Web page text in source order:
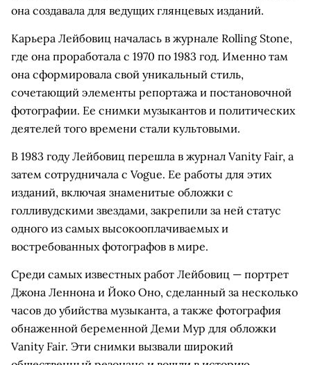
она создавала для ведущих глянцевых изданий.
Карьера Лейбовиц началась в журнале Rolling Stone,
где она проработала с 1970 по 1983 год. Именно там
она сформировала свой уникальный стиль,
сочетающий элементы репортажа и постановочной
фотографии. Ее снимки музыкантов и политических
деятелей того времени стали культовыми.
В 1983 году Лейбовиц перешла в журнал Vanity Fair, а
затем сотрудничала с Vogue. Ее работы для этих
изданий, включая знаменитые обложки с
голливудскими звездами, закрепили за ней статус
одного из самых высокооплачиваемых и
востребованных фотографов в мире.
Среди самых известных работ Лейбовиц — портрет
Джона Леннона и Йоко Оно, сделанный за несколько
часов до убийства музыканта, а также фотография
обнаженной беременной Деми Мур для обложки
Vanity Fair. Эти снимки вызвали широкий